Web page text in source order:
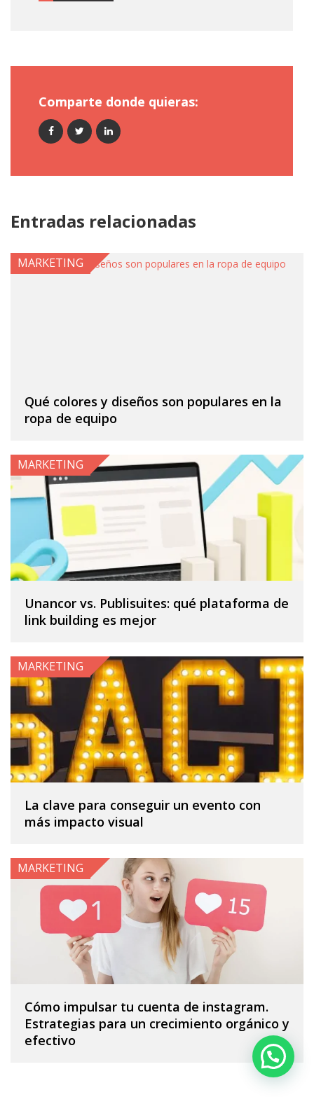
Comparte donde quieras:
Entradas relacionadas
Qué colores y diseños son populares en la
ropa de equipo
MARKETING
Unancor vs. Publisuites: qué plataforma de
link building es mejor
MARKETING
La clave para conseguir un evento con
más impacto visual
MARKETING
Cómo impulsar tu cuenta de instagram.
Estrategias para un crecimiento orgánico y
efectivo
MARKETING